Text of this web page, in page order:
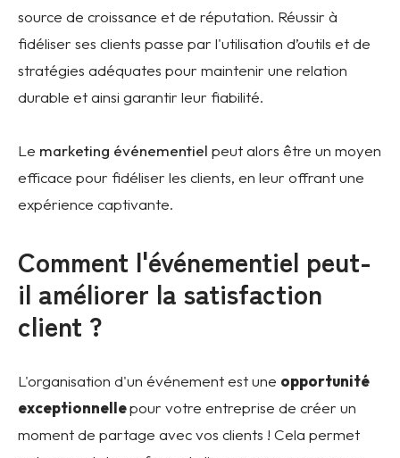
source de croissance et de réputation. Réussir à
fidéliser ses clients passe par l'utilisation d’outils et de
stratégies adéquates pour maintenir une relation
durable et ainsi garantir leur fiabilité.
Le marketing événementiel peut alors être un moyen
efficace pour fidéliser les clients, en leur offrant une
expérience captivante.
Comment l'événementiel peut-
il améliorer la satisfaction
client ?
L'organisation d'un événement est une opportunité
exceptionnellepour votre entreprise de créer un
moment de partage avec vos clients ! Cela permet